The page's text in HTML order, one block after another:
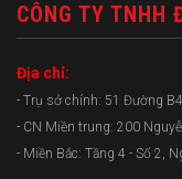
CÔNG TY TNHH
Địa chỉ:
- Trụ sở chính: 51 Đường
- CN Miền trung: 200
- Miền Bắc: Tầng 4 - Số 2,